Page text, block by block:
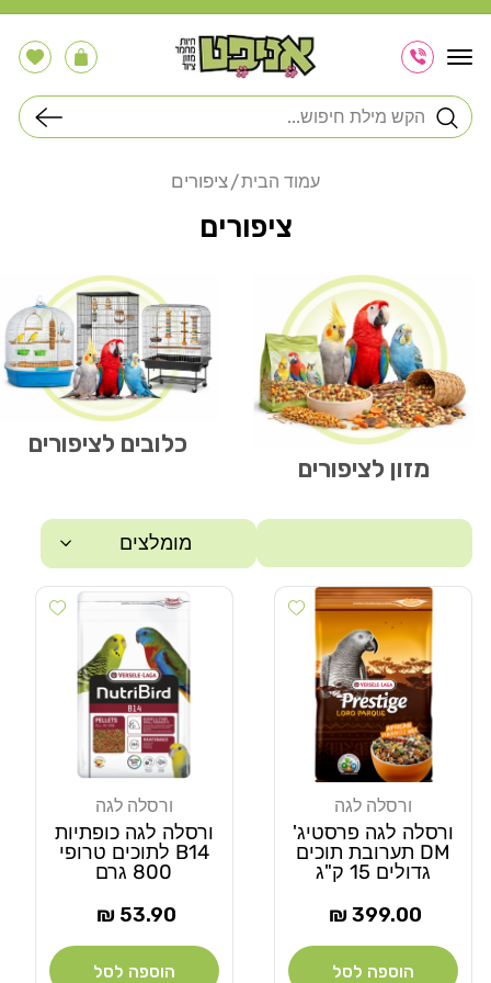
דלג
לתוכן
חיפוש
עֲגָלָההרשימה
שלי
עמוד הבית ציפורים
ציפורים
מזון לציפורים
כלובים לציפורים
סינון
מומלצים
Add wishlist
ורסלה לגה
ורסלה לגה פרסטיג'
DM תערובת תוכים
גדולים 15 ק"ג
מחיר
399.00 ₪
הוספה לסל
wishlist
ורסלה לגה
ורסלה לגה כופתיות
B14 לתוכים טרופי
800 גרם
מחיר
53.90 ₪
הוספה לסל